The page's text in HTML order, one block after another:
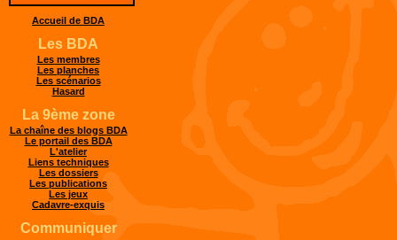
Accueil de BDA
Les BDA
Les membres
Les planches
Les scénarios
Hasard
La 9ème zone
La chaîne des blogs BDA
Le portail des BDA
L'atelier
Liens techniques
Les dossiers
Les publications
Les jeux
Cadavre-exquis
Communiquer